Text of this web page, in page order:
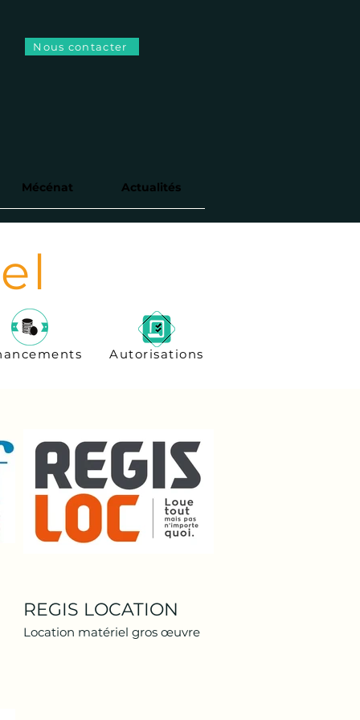
Nous contacter
Mécénat Actualités
Autorisations
REGIS LOCATION
Location matériel gros œuvre